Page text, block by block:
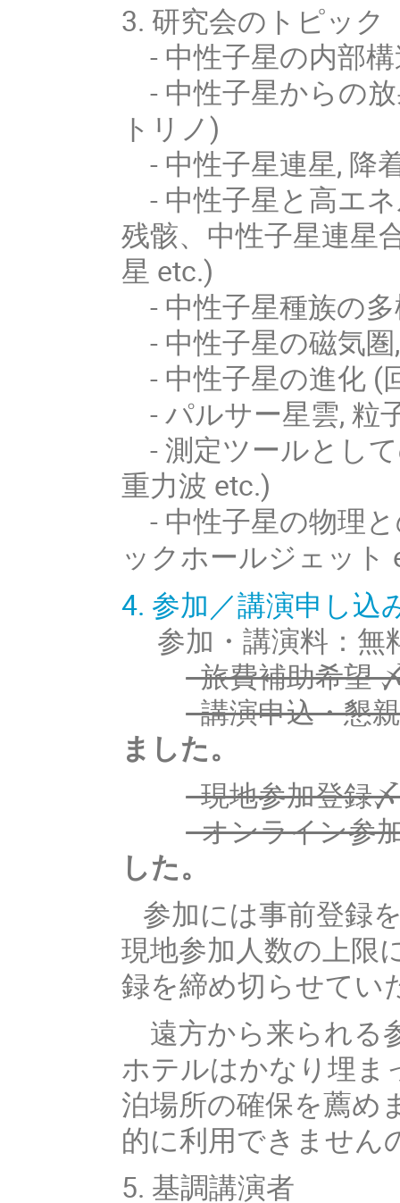
3. 研究会のトピック
- 中性子星の内部
- 中性子星からの
トリノ)
- 中性子星連星, 降
- 中性子星と高エ
残骸、中性子星連星
星 etc.)
- 中性子星種族の
- 中性子星の磁気
- 中性子星の進化 (
- パルサー星雲, 粒
- 測定ツールとし
重力波 etc.)
- 中性子星の物理
ックホールジェット
4. 参加／講演申し込
参加・講演料：無
- 旅費補助希望
- 講演申込・懇
ました。
- 現地参加登録
- オンライン参
した。
参加には事前登録
現地参加人数の上限
録を締め切らせてい
遠方から来られる
ホテルはかなり埋ま
泊場所の確保を薦め
的に利用できません
5. 基調講演者